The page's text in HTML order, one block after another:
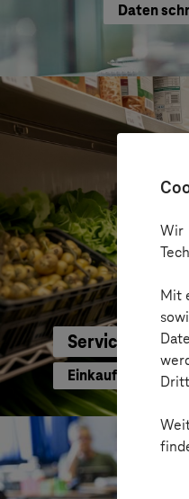
Wir
Mit
Daten
Service-Bund
Einkaufen mit KI